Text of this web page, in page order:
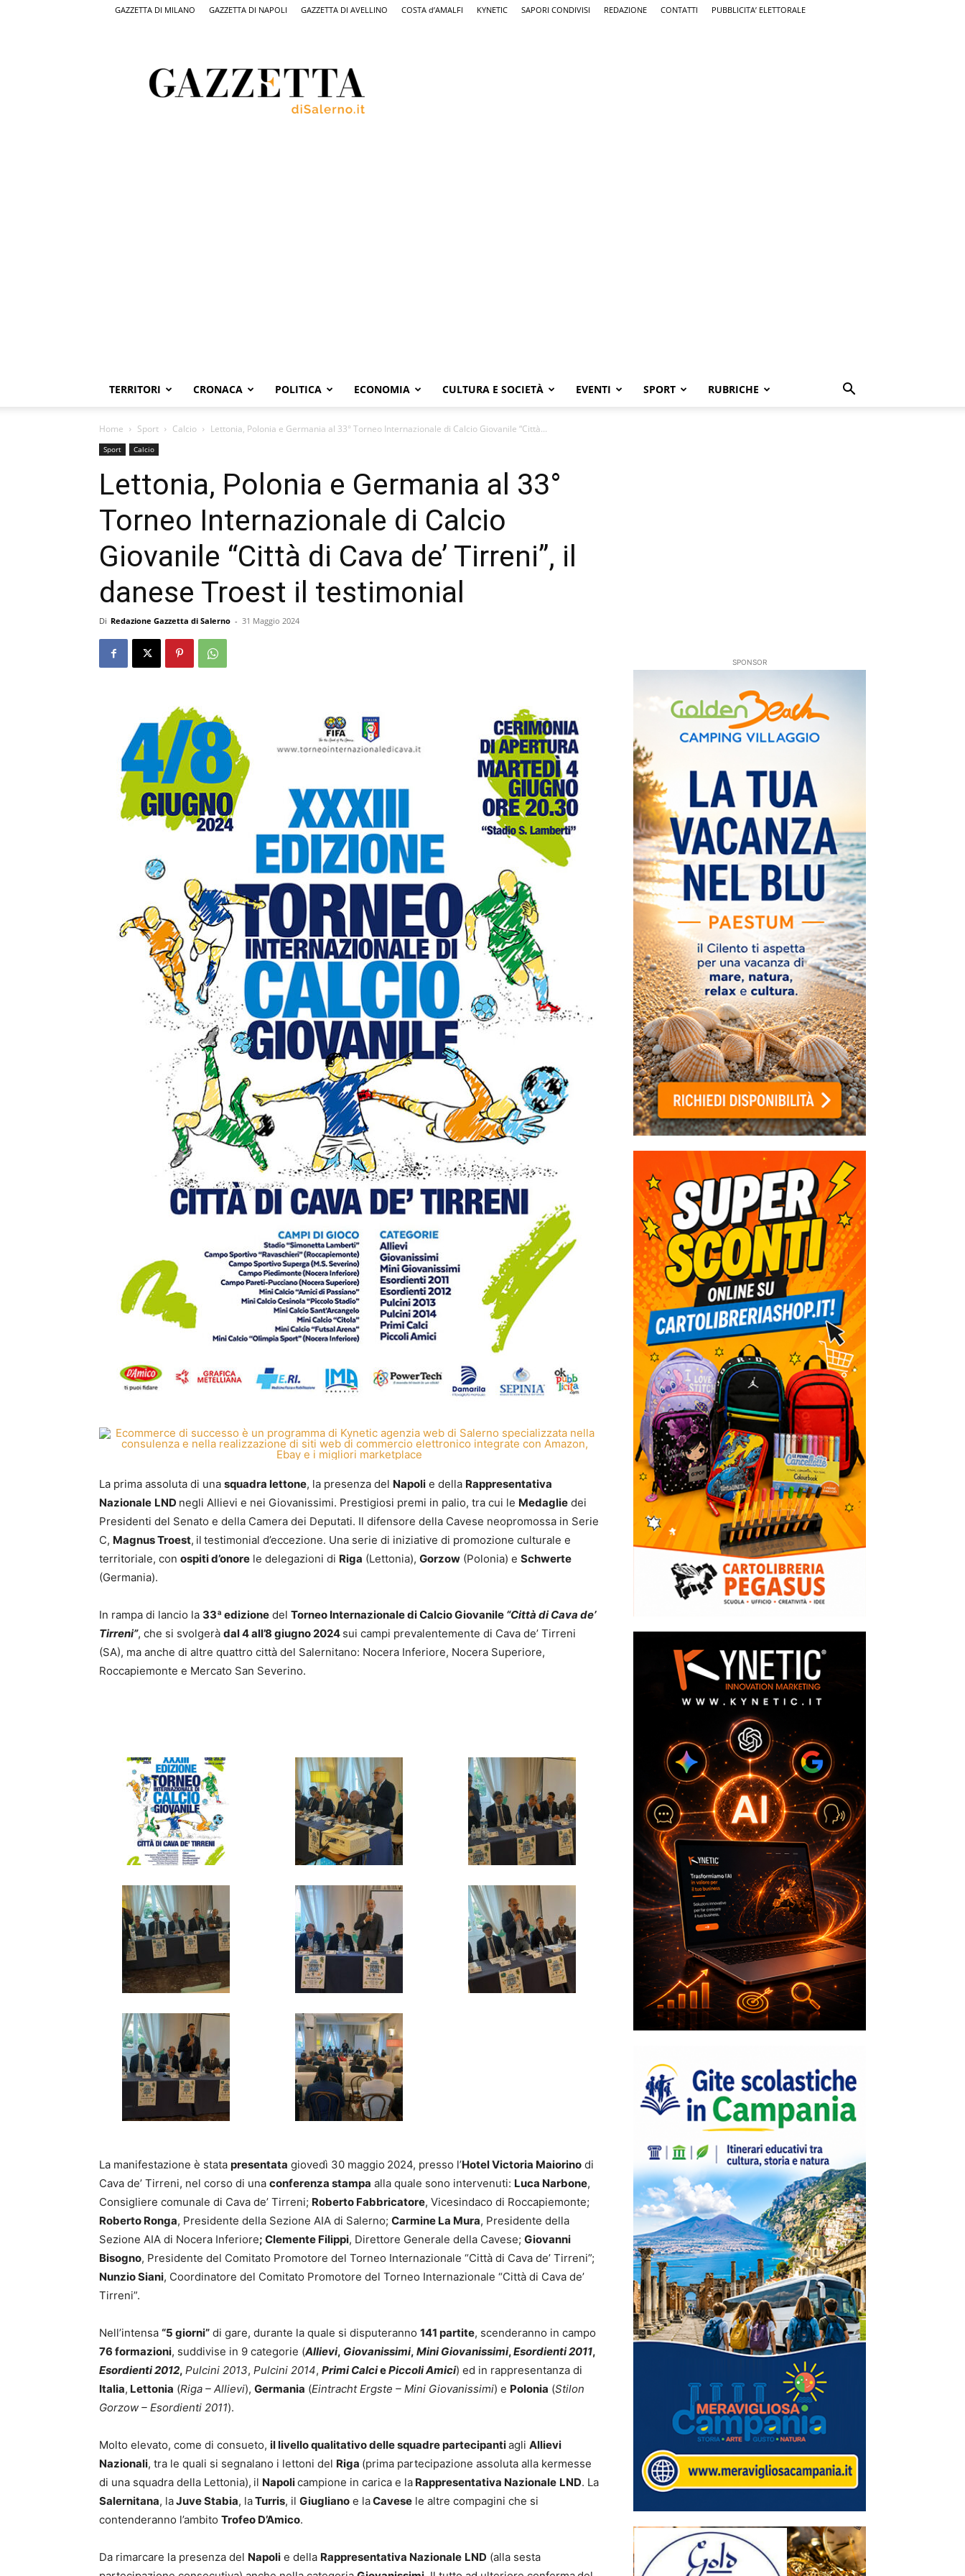
GAZZETTA DI MILANO GAZZETTA DI NAPOLI GAZZETTA DI AVELLINO COSTA d’AMALFI KYNETIC SAPORI CONDIVISI REDAZIONE CONTATTI PUBBLICITA’ ELETTORALE
Salerno,
il
quotidiano
TERRITORI CRONACA POLITICA ECONOMIA CULTURA E SOCIETÀ EVENTI SPORT RUBRICHE
Home Sport Calcio Lettonia, Polonia e Germania al 33° Torneo Internazionale di Calcio Giovanile “Città...
Sport Calcio
Lettonia, Polonia e Germania al 33°
Torneo Internazionale di Calcio
Giovanile “Città di Cava de’ Tirreni”, il
danese Troest il testimonial
Di Redazione Gazzetta di Salerno - 31 Maggio 2024
La prima assoluta di una squadra lettone, la presenza del Napoli e della Rappresentativa
Nazionale LND negli Allievi e nei Giovanissimi. Prestigiosi premi in palio, tra cui le Medaglie dei
Presidenti del Senato e della Camera dei Deputati. Il difensore della Cavese neopromossa in Serie
C, Magnus Troest, il testimonial d’eccezione. Una serie di iniziative di promozione culturale e
territoriale, con ospiti d’onore le delegazioni di Riga (Lettonia), Gorzow (Polonia) e Schwerte
(Germania).
In rampa di lancio la 33ª edizione del Torneo Internazionale di Calcio Giovanile “Città di Cava de’
Tirreni”, che si svolgerà dal 4 all’8 giugno 2024 sui campi prevalentemente di Cava de’ Tirreni
(SA), ma anche di altre quattro città del Salernitano: Nocera Inferiore, Nocera Superiore,
Roccapiemonte e Mercato San Severino.
La manifestazione è stata presentata giovedì 30 maggio 2024, presso l’Hotel Victoria Maiorino di
Cava de’ Tirreni, nel corso di una conferenza stampa alla quale sono intervenuti: Luca Narbone,
Consigliere comunale di Cava de’ Tirreni; Roberto Fabbricatore, Vicesindaco di Roccapiemonte;
Roberto Ronga, Presidente della Sezione AIA di Salerno; Carmine La Mura, Presidente della
Sezione AIA di Nocera Inferiore; Clemente Filippi, Direttore Generale della Cavese; Giovanni
Bisogno, Presidente del Comitato Promotore del Torneo Internazionale “Città di Cava de’ Tirreni”;
Nunzio Siani, Coordinatore del Comitato Promotore del Torneo Internazionale “Città di Cava de’
Tirreni”.
Nell’intensa “5 giorni” di gare, durante la quale si disputeranno 141 partite, scenderanno in campo
76 formazioni, suddivise in 9 categorie (Allievi, Giovanissimi, Mini Giovanissimi,Esordienti 2011,
Esordienti 2012, Pulcini 2013, Pulcini 2014, Primi CalciePiccoli Amici) ed in rappresentanza di
Italia, Lettonia (Riga – Allievi), Germania (Eintracht Ergste – Mini Giovanissimi) e Polonia (Stilon
Gorzow – Esordienti 2011).
Molto elevato, come di consueto, il livello qualitativo delle squadre partecipantiagli Allievi
Nazionali, tra le quali si segnalano i lettoni del Riga (prima partecipazione assoluta alla kermesse
di una squadra della Lettonia), il Napolicampione in carica e la Rappresentativa Nazionale LND. La
Salernitana, laJuve Stabia, laTurris, il Giugliano e laCavese le altre compagini che si
contenderanno l’ambito Trofeo D’Amico.
Da rimarcare la presenza del Napoli e della Rappresentativa Nazionale LND (alla sesta
SPONSOR